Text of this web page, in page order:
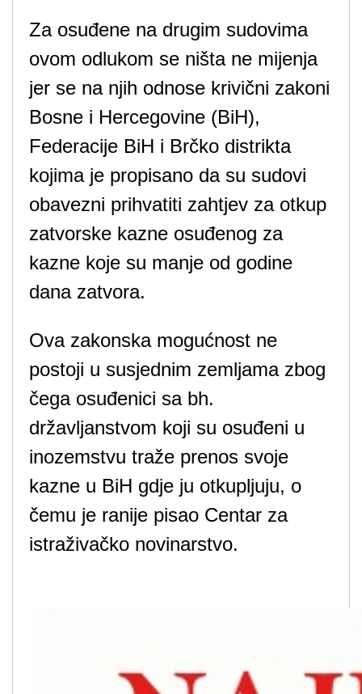
Za osuđene na drugim sudovima
ovom odlukom se ništa ne mijenja
jer se na njih odnose krivični zakoni
Bosne i Hercegovine (BiH),
Federacije BiH i Brčko distrikta
kojima je propisano da su sudovi
obavezni prihvatiti zahtjev za otkup
zatvorske kazne osuđenog za
kazne koje su manje od godine
dana zatvora.
Ova zakonska mogućnost ne
postoji u susjednim zemljama zbog
čega osuđenici sa bh.
državljanstvom koji su osuđeni u
inozemstvu traže prenos svoje
kazne u BiH gdje ju otkupljuju, o
čemu je ranije pisao Centar za
istraživačko novinarstvo.